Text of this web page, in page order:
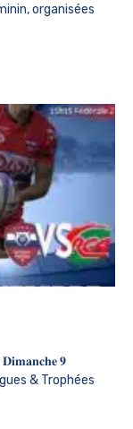
organisées
𝟗
& Trophées